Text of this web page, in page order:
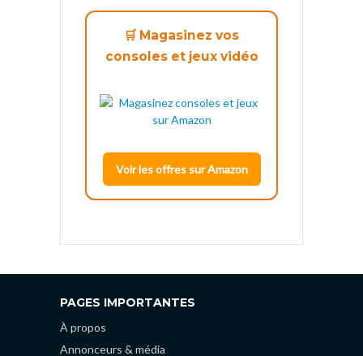
🛒 Magasinez vos
consoles et jeux vidéo
Voir les offres sur Amazon
PAGES IMPORTANTES
À propos
Annonceurs & média